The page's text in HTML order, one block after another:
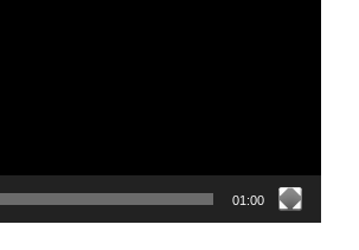
01:00